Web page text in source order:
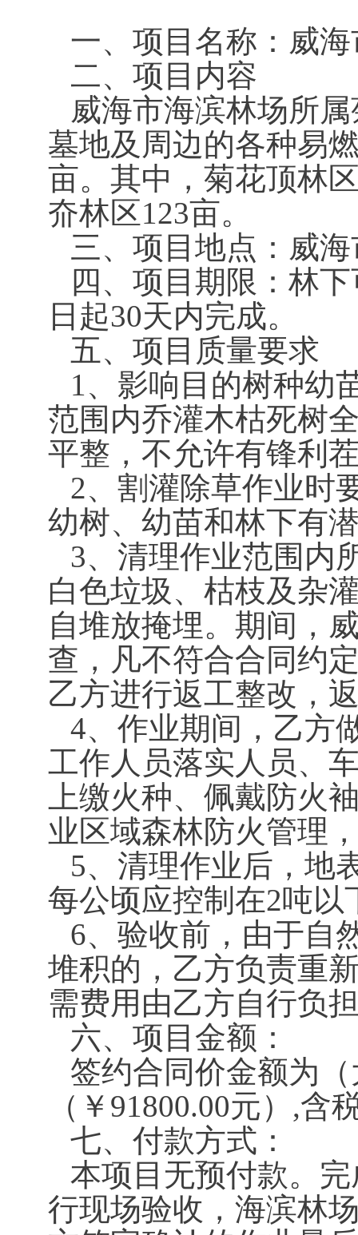
一、项目名称：威
二、项目内容
威海市海滨林场所
墓地及周边的各种易
亩。其中，菊花顶林
夼林区123亩。
三、项目地点：威
四、项目期限：林
日起30天内完成。
五、项目质量要求
1、影响目的树种幼
范围内乔灌木枯死树
平整，不允许有锋利
2、割灌除草作业时
幼树、幼苗和林下有
3、清理作业范围内
白色垃圾、枯枝及杂
自堆放掩埋。期间，
查，凡不符合合同约
乙方进行返工整改，
4、作业期间，乙方
工作人员落实人员、
上缴火种、佩戴防火
业区域森林防火管理
5、清理作业后，地
每公顷应控制在2吨以
6、验收前，由于自
堆积的，乙方负责重
需费用由乙方自行负
六、项目金额：
签约合同价金额为
（￥91800.00元）,含
七、付款方式：
本项目无预付款。
行现场验收，海滨林